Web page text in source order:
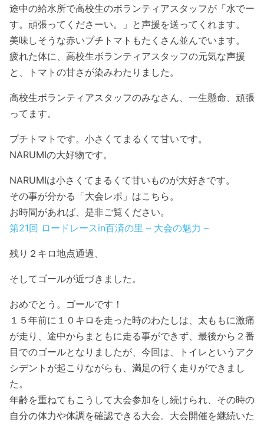
途中の給水所で高校生のボランティアスタッフが「水でー
す。頑張ってくださーい。」と声援を送ってくれます。
美味しそうな赤いプチトマトもたくさん並んでいます。
疲れた体に、高校生ボランティアスタッフの元気な声援
と、トマトの甘さが染みわたりました。
高校生ボランティアスタッフのみなさん、一生懸命、頑張
ってます。
プチトマトです。小さくてまるくて甘いです。
NARUMIの大好物です。
NARUMIは小さくてまるくて甘いものが大好きです。
その事が分かる「大会レポ」はこちら。
お時間があれば、是非ご覧ください。
第21回 ロードレースin百済の里 – 大会の魅力 –
残り２キロ地点通過、
そしてゴールが近づきました。
おめでとう。ゴールです！
１５年前に１０キロを走った時のわたしは、太ももに激痛
が走り、途中からまともに走る事ができず、最後から２番
目でのゴールとなりましたが、今回は、トイレというアク
シデントが起こりながらも、満足の行く走りができまし
た。
年齢を重ねてもこうして大会参加をし続けられ、その時の
自分の体力や体調を確認できる大会。大会開催を継続いた